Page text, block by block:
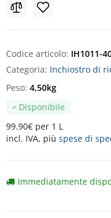
Codice articolo: IH1011-
Categoria: Inchiostro di
Disponibile
99.90€ per 1 L
incl. IVA, più spese di
Peso: 4,50kg
Immediatamente